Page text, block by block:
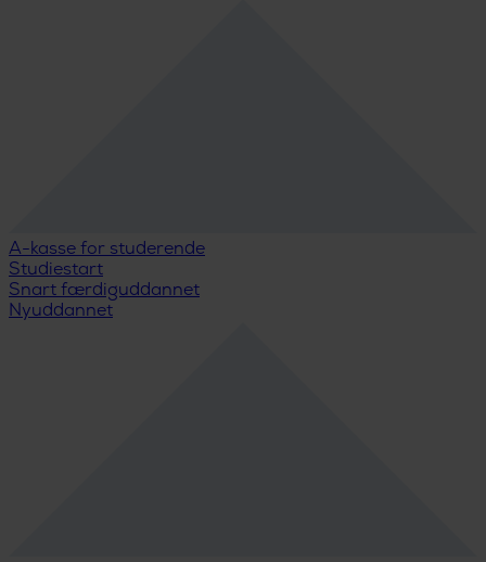
A-kasse for studerende
Studiestart
Snart færdiguddannet
Nyuddannet